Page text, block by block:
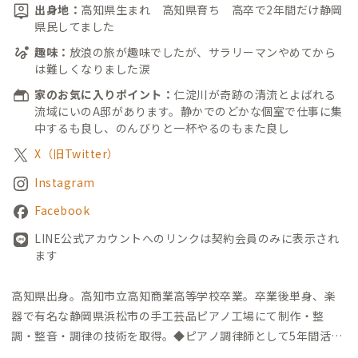
出身地： 高知県生まれ 高知県育ち 高卒で2年間だけ静岡
県民してました
趣味： 放浪の旅が趣味でしたが、サラリーマンやめてから
は難しくなりました涙
家のお気に入りポイント： 仁淀川が奇跡の清流とよばれる
流域にいのA邸があります。静かでのどかな個室で仕事に集
中するも良し、のんびりと一杯やるのもまた良し
X（旧Twitter）
Instagram
Facebook
LINE公式アカウントへのリンクは契約会員のみに表示され
ます
高知県出身。 高知市立高知商業高等学校卒業。 卒業後単身、楽
器で有名な静岡県浜松市の手工芸品ピアノ工場にて制作・整
調・整音・調律の技術を取得。 ◆ピアノ調律師として5年間活動